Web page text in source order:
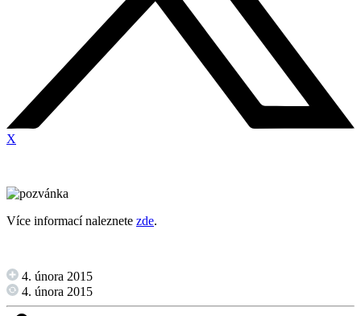
X
Více informací naleznete zde.
4. února 2015
4. února 2015